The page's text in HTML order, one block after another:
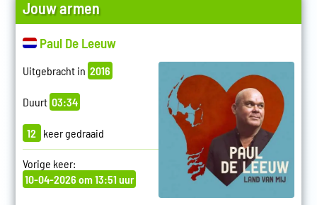
Jouw armen
Paul De Leeuw
Uitgebracht in 2016
Duurt 03:34
12 keer gedraaid
Vorige keer:
10-04-2026 om 13:51 uur